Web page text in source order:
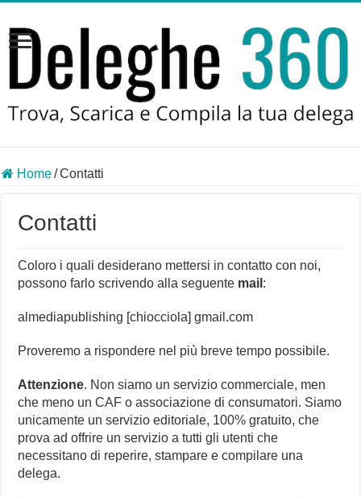
Home/Contatti
Contatti
Coloro i quali desiderano mettersi in contatto con noi,
possono farlo scrivendo alla seguente mail :
almediapublishing [chiocciola] gmail.com
Proveremo a rispondere nel più breve tempo possibile.
Attenzione. Non siamo un servizio commerciale, men
che meno un CAF o associazione di consumatori. Siamo
unicamente un servizio editoriale, 100% gratuito, che
prova ad offrire un servizio a tutti gli utenti che
necessitano di reperire, stampare e compilare una
delega.